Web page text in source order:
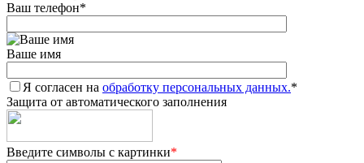
Ваш телефон*
Ваше имя
Я согласен на обработку персональных данных.*
Защита от автоматического заполнения
Введите символы с картинки*